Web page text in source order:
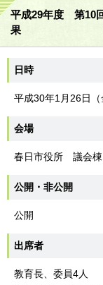
平成29年度 第10
果
日時
平成30年1月26日
会場
春日市役所 議会棟
公開・非公開
公開
出席者
教育長、委員4人